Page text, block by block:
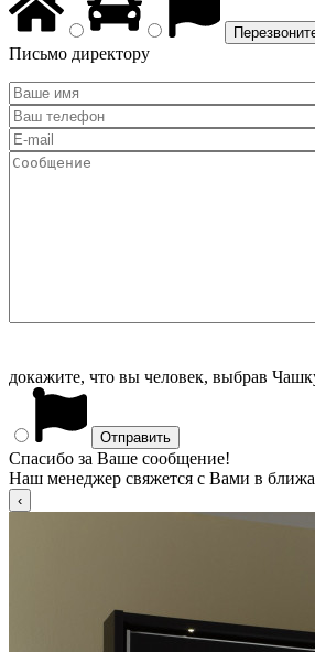
Письмо директору
докажите, что вы человек, выбрав
Спасибо за Ваше сообщение!
Наш менеджер свяжется с Вами в